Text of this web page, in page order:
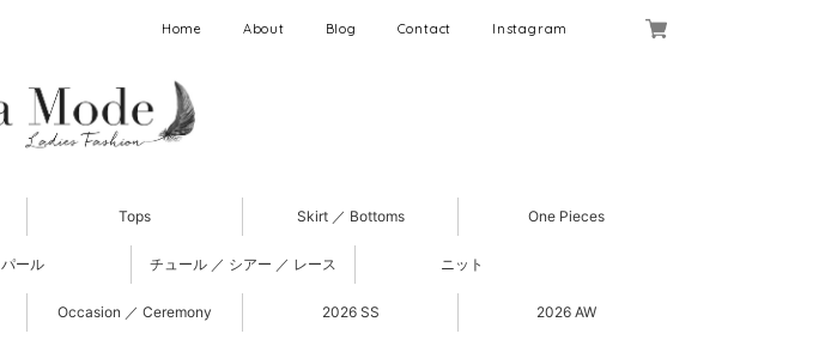
Home About Blog Contact Instagram
Tops Skirt ／ Bottoms One Pieces
パール チュール ／ シアー ／ レース ニット
Occasion ／ Ceremony 2026 SS 2026 AW